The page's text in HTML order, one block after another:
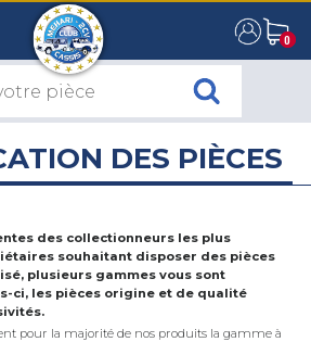
0
0
DES PIÈCES
des collectionneurs les plus
souhaitant disposer des pièces
plusieurs gammes vous sont
ci, les pièces origine et de qualité
pour la majorité de nos produits la gamme à